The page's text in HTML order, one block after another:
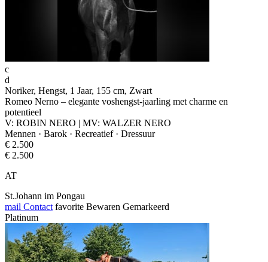
c
d
Noriker, Hengst, 1 Jaar, 155 cm, Zwart
Romeo Nerno – elegante voshengst-jaarling met charme en
potentieel
V: ROBIN NERO | MV: WALZER NERO
Mennen · Barok · Recreatief · Dressuur
€ 2.500
€ 2.500
AT
St.Johann im Pongau
mail Contact favorite Bewaren Gemarkeerd
Platinum